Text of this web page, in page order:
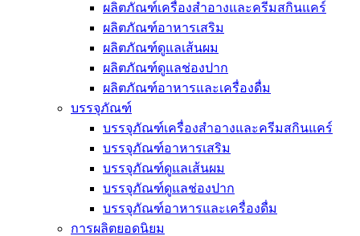
ผลิตภัณฑ์เครื่องสำอางและครีมสกินแคร์
ผลิตภัณฑ์อาหารเสริม
ผลิตภัณฑ์ดูแลเส้นผม
ผลิตภัณฑ์ดูแลช่องปาก
ผลิตภัณฑ์อาหารและเครื่องดื่ม
บรรจุภัณฑ์
บรรจุภัณฑ์เครื่องสำอางและครีมสกินแคร์
บรรจุภัณฑ์อาหารเสริม
บรรจุภัณฑ์ดูแลเส้นผม
บรรจุภัณฑ์ดูแลช่องปาก
บรรจุภัณฑ์อาหารและเครื่องดื่ม
การผลิตยอดนิยม